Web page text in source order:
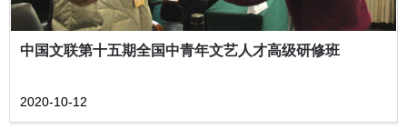
中国文联第十五期全国中青年文艺人才高级研修班
2020-10-12